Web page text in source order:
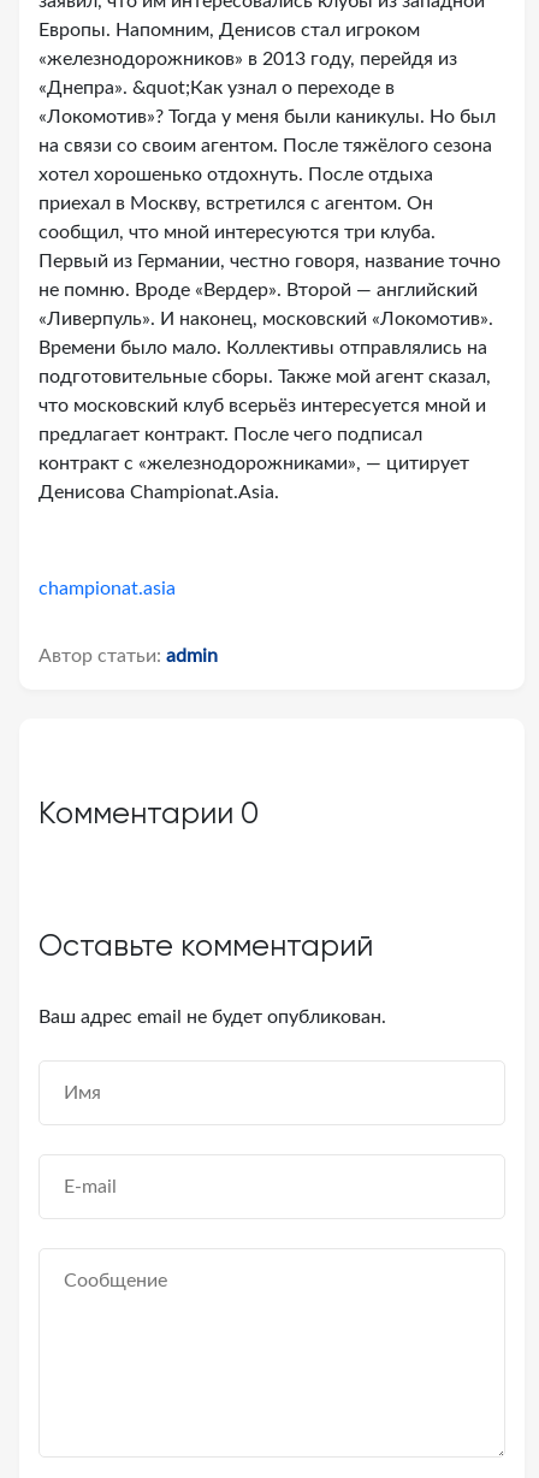
Европы. Напомним, Денисов стал игроком
«железнодорожников» в 2013 году, перейдя из
«Днепра». &quot;Как узнал о переходе в
«Локомотив»? Тогда у меня были каникулы. Но был
на связи со своим агентом. После тяжёлого сезона
хотел хорошенько отдохнуть. После отдыха
приехал в Москву, встретился с агентом. Он
сообщил, что мной интересуются три клуба.
Первый из Германии, честно говоря, название точно
не помню. Вроде «Вердер». Второй — английский
«Ливерпуль». И наконец, московский «Локомотив».
Времени было мало. Коллективы отправлялись на
подготовительные сборы. Также мой агент сказал,
что московский клуб всерьёз интересуется мной и
предлагает контракт. После чего подписал
контракт с «железнодорожниками», — цитирует
Денисова Championat.Asia.
championat.asia
Автор статьи: admin
Комментарии 0
Оставьте комментарий
Ваш адрес email не будет опубликован.